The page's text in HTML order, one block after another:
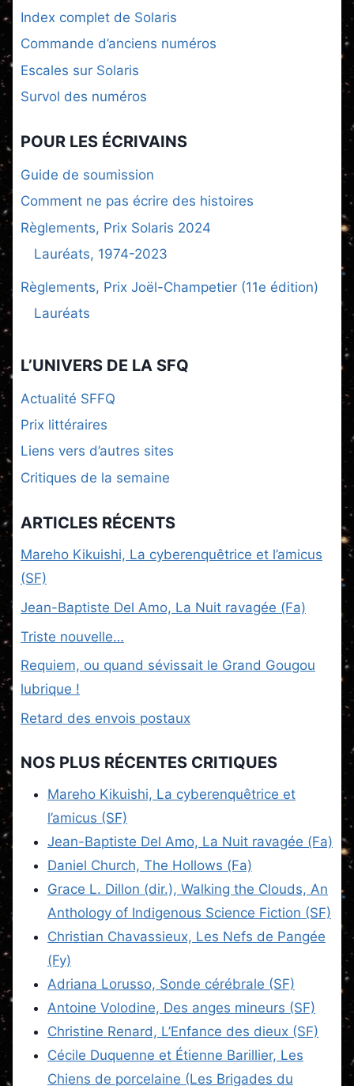
Index complet de Solaris
Commande d’anciens numéros
Escales sur Solaris
Survol des numéros
POUR LES ÉCRIVAINS
Guide de soumission
Comment ne pas écrire des histoires
Règlements, Prix Solaris 2024
Lauréats, 1974-2023
Règlements, Prix Joël-Champetier (11e édition)
Lauréats
L’UNIVERS DE LA SFQ
Actualité SFFQ
Prix littéraires
Liens vers d’autres sites
Critiques de la semaine
ARTICLES RÉCENTS
Mareho Kikuishi, La cyberenquêtrice et l’amicus
(SF)
Jean-Baptiste Del Amo, La Nuit ravagée (Fa)
Triste nouvelle…
Requiem, ou quand sévissait le Grand Gougou
lubrique !
Retard des envois postaux
NOS PLUS RÉCENTES CRITIQUES
Mareho Kikuishi, La cyberenquêtrice et
l’amicus (SF)
Jean-Baptiste Del Amo, La Nuit ravagée (Fa)
Daniel Church, The Hollows (Fa)
Grace L. Dillon (dir.), Walking the Clouds, An
Anthology of Indigenous Science Fiction (SF)
Christian Chavassieux, Les Nefs de Pangée
(Fy)
Adriana Lorusso, Sonde cérébrale (SF)
Antoine Volodine, Des anges mineurs (SF)
Christine Renard, L’Enfance des dieux (SF)
Cécile Duquenne et Étienne Barillier, Les
Chiens de porcelaine (Les Brigades du